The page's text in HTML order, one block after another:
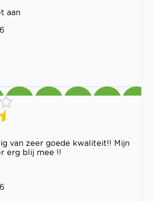
aan
van zeer goede kwaliteit!! Mijn
erg blij mee !!